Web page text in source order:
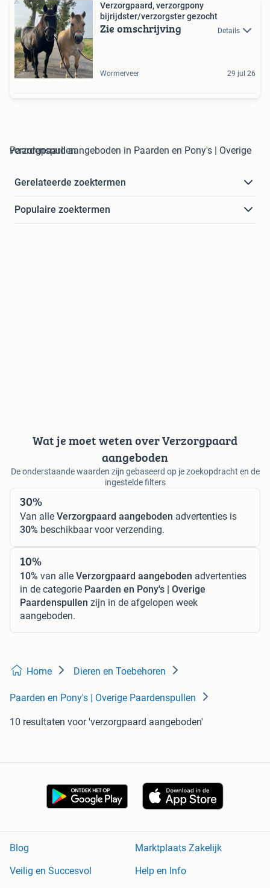
Verzorgpaard, verzorgpony
bijrijdster/verzorgster gezocht
Zie omschrijving Details
Wormerveer 29 jul 26
verzorgpaard aangeboden in Paarden en Pony's | Overige Paardenspullen
Gerelateerde zoektermen
Populaire zoektermen
Wat je moet weten over Verzorgpaard
aangeboden
De onderstaande waarden zijn gebaseerd op je zoekopdracht en de
ingestelde filters
30%
Van alle Verzorgpaard aangeboden advertenties is
30% beschikbaar voor verzending.
10%
10% van alle Verzorgpaard aangeboden advertenties
in de categorie Paarden en Pony's | Overige
Paardenspullen zijn in de afgelopen week
aangeboden.
Home Dieren en Toebehoren
Paarden en Pony's | Overige Paardenspullen
10 resultaten voor 'verzorgpaard aangeboden'
Blog
Marktplaats Zakelijk
Veilig en Succesvol
Help en Info